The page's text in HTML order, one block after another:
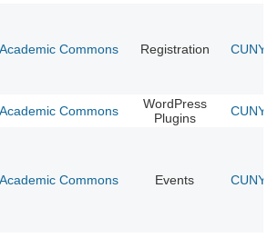
Commons Registration CUNY
Commons
WordPress
Plugins
CUNY
Commons Events CUNY